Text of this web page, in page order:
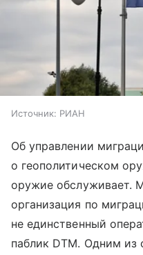
Источник: РИАН
Об управлении
о геополитическом
оружие обслуживает.
организация по
не единственный
паблик DTM. Одним из